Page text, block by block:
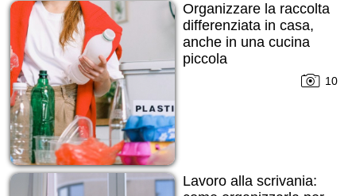
Organizzare la raccolta
differenziata in casa,
anche in una cucina
piccola
10
Lavoro alla scrivania: